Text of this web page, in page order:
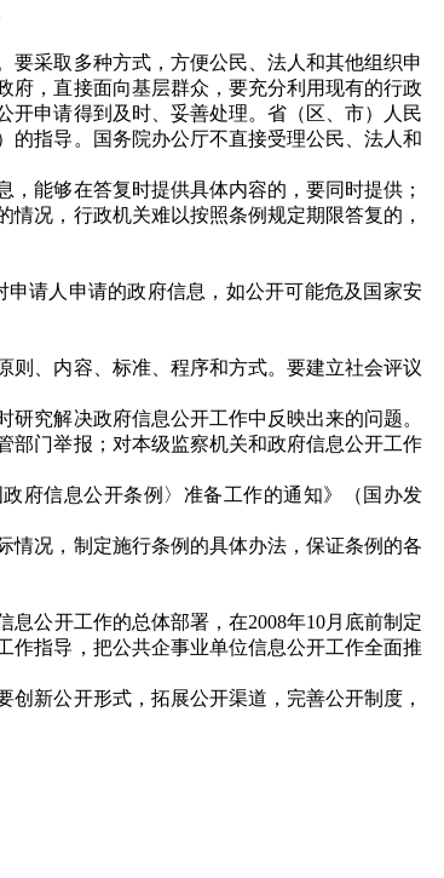
采取多种方式，方便公民、法人和其他组织申
府，直接面向基层群众，要充分利用现有的行政
开申请得到及时、妥善处理。省（区、市）人民
的指导。国务院办公厅不直接受理公民、法人和
能够在答复时提供具体内容的，要同时提供；
况，行政机关难以按照条例规定期限答复的，
请人申请的政府信息，如公开可能危及国家安
、内容、标准、程序和方式。要建立社会评议
究解决政府信息公开工作中反映出来的问题。
部门举报；对本级监察机关和政府信息公开工作
府信息公开条例〉准备工作的通知》（国办发
况，制定施行条例的具体办法，保证条例的各
公开工作的总体部署，在2008年10月底前制定
作指导，把公共企事业单位信息公开工作全面推
新公开形式，拓展公开渠道，完善公开制度，